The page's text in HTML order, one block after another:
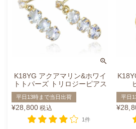
K18YG アクアマリン&ホワイ
トトパーズ トリロジーピアス
平日13時まで当日出荷
¥28,800 税込
1件
平日
¥